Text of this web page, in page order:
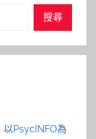
搜尋
以PsycINFO為